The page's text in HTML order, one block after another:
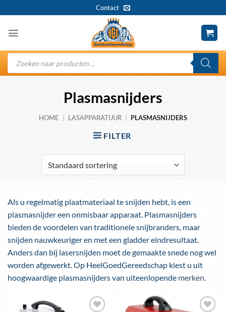
naar
inhoud
Contact
Producten
zoeken
Plasmasnijders
HOME LASAPPARATUUR PLASMASNIJDERS
FILTER
Als u regelmatig plaatmateriaal te snijden hebt, is een
plasmasnijder een onmisbaar apparaat. Plasmasnijders
bieden de voordelen van traditionele snijbranders, maar
snijden nauwkeuriger en met een gladder eindresultaat.
Anders dan bij lasersnijden moet de gemaakte snede nog wel
worden afgewerkt. Op HeelGoedGereedschap kiest u uit
hoogwaardige plasmasnijders van uiteenlopende merken